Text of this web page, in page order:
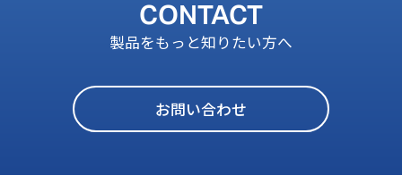
CONTACT
製品をもっと知りたい方へ
お問い合わせ